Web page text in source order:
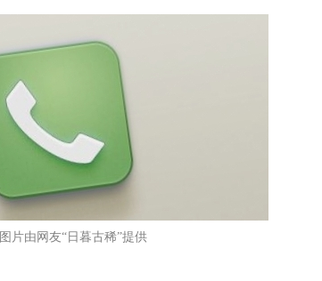
图片由网友“日暮古稀”提供